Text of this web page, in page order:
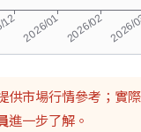
供市場行情參考；實
進一步了解。